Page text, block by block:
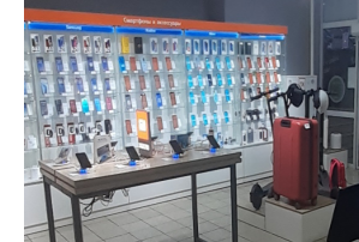
об оплате Плайтом
недели
Остались вопросы?
8 800 302-02-51
plait.ru